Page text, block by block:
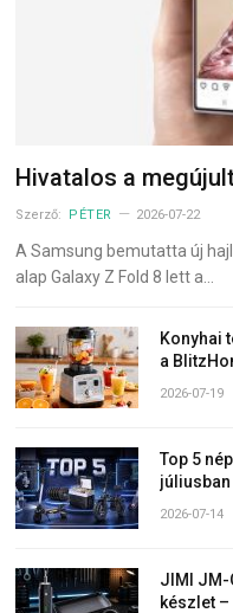
Hivatalos a
Szerző: PÉTER 2026-07-22
A Samsung bemutatta új
alap Galaxy Z Fold 8 lett a…
Konyhai
a
2026-07-19
Top 5
júliusban
2026-07-14
JIMI JM-
készlet